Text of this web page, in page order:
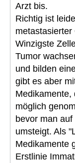
Arzt bis.
Richtig ist
Winzigste
Tumor
und bilden
gibt es aber
Medikamente,
möglich
bevor man
umsteigt. Als
Medikamente
Erstlinie